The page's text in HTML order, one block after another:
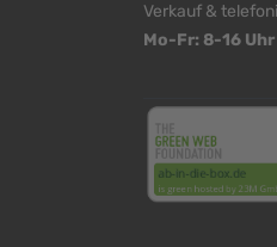
Verkauf &
Mo-Fr: 8-16 Uhr